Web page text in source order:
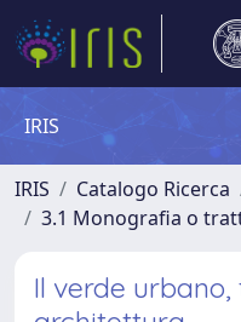
IRIS
IRIS Catalogo Ricerca
3.1 Monografia o
Il verde